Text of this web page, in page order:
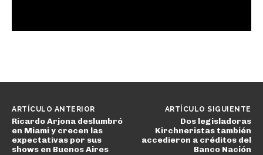
ARTÍCULO ANTERIOR
Ricardo Arjona deslumbró
en Miami y crecen las
expectativas por sus
shows en Buenos Aires
ARTÍCULO SIGUIENTE
Dos legisladoras
Kirchneristas también
accedieron a créditos del
Banco Nación